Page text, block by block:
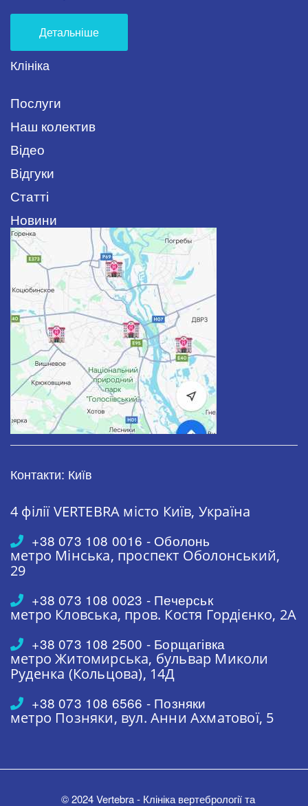
Детальніше
Клініка
Послуги
Наш колектив
Відео
Відгуки
Статті
Новини
Контакти: Київ
4 філії VERTEBRA місто Київ, Україна
+38 073 108 0016 - Оболонь
метро Мінська, проспект Оболонський,
29
+38 073 108 0023 - Печерськ
метро Кловська, пров. Костя Гордієнко, 2А
+38 073 108 2500 - Борщагівка
метро Житомирська, бульвар Миколи
Руденка (Кольцова), 14Д
+38 073 108 6566 - Позняки
метро Позняки, вул. Анни Ахматової, 5
© 2024 Vertebra - Клініка вертебрології та